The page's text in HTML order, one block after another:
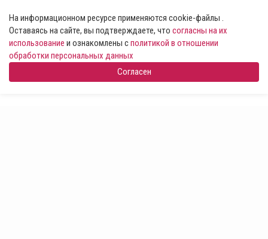
На информационном ресурсе применяются cookie-файлы .
Оставаясь на сайте, вы подтверждаете, что согласны на их
использование и ознакомлены сполитикой в отношении
обработки персональных данных
Согласен